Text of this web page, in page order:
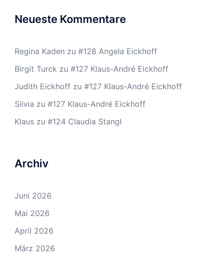
Neueste Kommentare
Regina Kaden zu #128 Angela Eickhoff
Birgit Turck zu #127 Klaus-André Eickhoff
Judith Eickhoff zu #127 Klaus-André Eickhoff
Silvia zu #127 Klaus-André Eickhoff
Klaus zu #124 Claudia Stangl
Archiv
Juni 2026
Mai 2026
April 2026
März 2026